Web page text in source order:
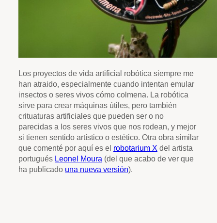
Los proyectos de vida artificial robótica siempre me
han atraido, especialmente cuando intentan emular
insectos o seres vivos cómo colmena. La robótica
sirve para crear máquinas útiles, pero también
crituaturas artificiales que pueden ser o no
parecidas a los seres vivos que nos rodean, y mejor
si tienen sentido artístico o estético. Otra obra similar
que comenté por aquí es el robotarium X del artista
portugués Leonel Moura (del que acabo de ver que
ha publicado una nueva versión).